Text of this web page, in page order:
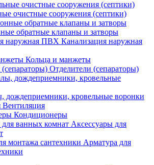
очистные сооружения (септики)
обратные клапаны и затворы
Канализация наружная
Кольца и манжеты
Отделители (сепараторы)
дождеприемники, кровельные воронки
Вентиляция
Кондиционеры
Аксессуары для
Арматура для